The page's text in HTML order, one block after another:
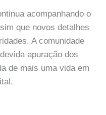
acompanhando o
que novos detalhes
A comunidade
apuração dos
de mais uma vida em